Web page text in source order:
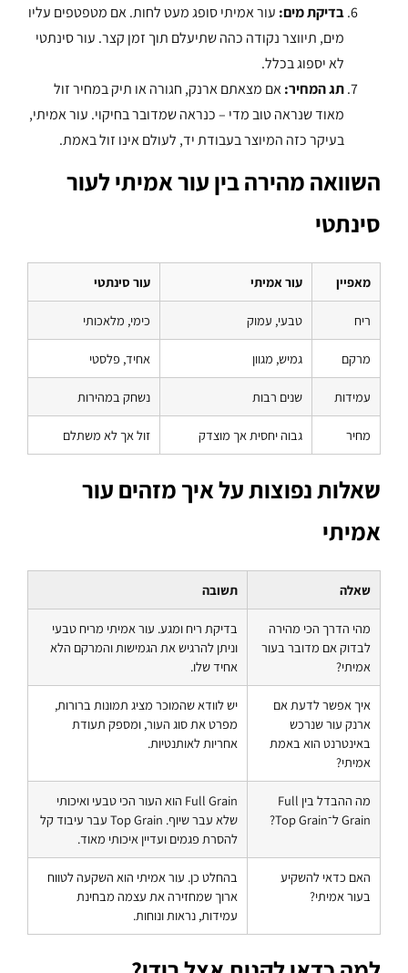
בדיקת מים: עור אמיתי סופג מעט לחות. אם מטפטפים עליו
מים, תיווצר נקודה כהה שתיעלם תוך זמן קצר. עור סינתטי
לא יספוג בכלל.
תג המחיר:אם מצאתם ארנק, חגורה או תיק במחיר זול
מאוד שנראה טוב מדי – כנראה שמדובר בחיקוי. עור אמיתי,
בעיקר כזה המיוצר בעבודת יד, לעולם אינו זול באמת.
השוואה מהירה בין עור אמיתי לעור
סינתטי
מאפיין עור אמיתי עור סינתטי
ריח טבעי, עמוק כימי, מלאכותי
מרקם גמיש, מגוון אחיד, פלסטי
עמידות שנים רבות נשחק במהירות
מחיר גבוה יחסית אך מוצדק זול אך לא משתלם
שאלות נפוצות על איך מזהים עור
אמיתי
שאלה תשובה
מהי הדרך הכי מהירה
לבדוק אם מדובר בעור
אמיתי?
בדיקת ריח ומגע. עור אמיתי מריח טבעי
וניתן להרגיש את הגמישות והמרקם הלא
אחיד שלו.
איך אפשר לדעת אם
ארנק עור שנרכש
באינטרנט הוא באמת
אמיתי?
יש לוודא שהמוכר מציג תמונות ברורות,
מפרט את סוג העור, ומספק תעודת
אחריות לאותנטיות.
מה ההבדל בין Full
Grain ל־Top Grain?
Full Grain הוא העור הכי טבעי ואיכותי
שלא עבר שיוף. Top Grain עבר עיבוד קל
להסרת פגמים ועדיין איכותי מאוד.
האם כדאי להשקיע
בעור אמיתי?
בהחלט כן. עור אמיתי הוא השקעה לטווח
ארוך שמחזירה את עצמה מבחינת
עמידות, נראות ונוחות.